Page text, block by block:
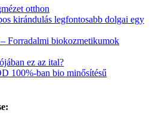
otthon
kirándulás legfontosabb dolgai egy
Forradalmi biokozmetikumok
ez az ital?
100%-ban bio minősítésű